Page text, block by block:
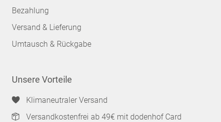
Bezahlung
Versand & Lieferung
Umtausch & Rückgabe
Unsere Vorteile
Klimaneutraler Versand
Versandkostenfrei ab 49€ mit dodenhof Card